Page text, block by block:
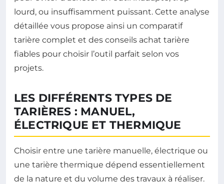
lourd, ou insuffisamment puissant. Cette analyse
détaillée vous propose ainsi un comparatif
tarière complet et des conseils achat tarière
fiables pour choisir l’outil parfait selon vos
projets.
LES DIFFÉRENTS TYPES DE
TARIÈRES : MANUEL,
ÉLECTRIQUE ET THERMIQUE
Choisir entre une tarière manuelle, électrique ou
une tarière thermique dépend essentiellement
de la nature et du volume des travaux à réaliser.